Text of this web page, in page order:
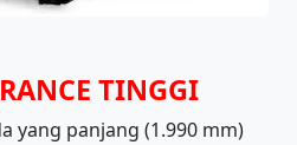
TINGGI
yang panjang (1.990 mm)